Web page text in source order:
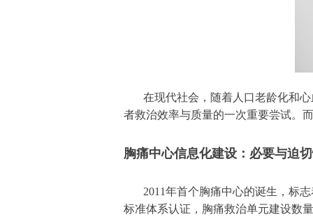
在现代社会，随着人口老龄化和
者救治效率与质量的一次重要尝试。
胸痛中心信息化建设：必要与迫
2011年首个胸痛中心的诞生，标
标准体系认证，胸痛救治单元建设数